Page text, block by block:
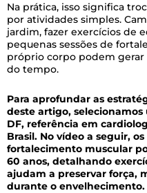
Na prática, isso significa
por atividades simples.
jardim, fazer exercícios de
pequenas sessões de
próprio corpo podem gerar
do tempo.
Para aprofundar as
deste artigo,
DF, referência em
Brasil. No vídeo a seguir,
fortalecimento muscular
60 anos, detalhando
ajudam a preservar força,
durante o envelhecimento.